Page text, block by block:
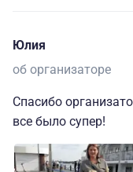
Юлия
об организаторе
Спасибо
все было супер!